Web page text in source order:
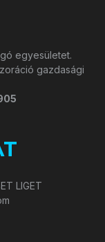
egyesületet.
gazdasági
LIGET